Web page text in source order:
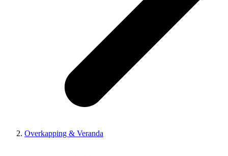
Overkapping & Veranda